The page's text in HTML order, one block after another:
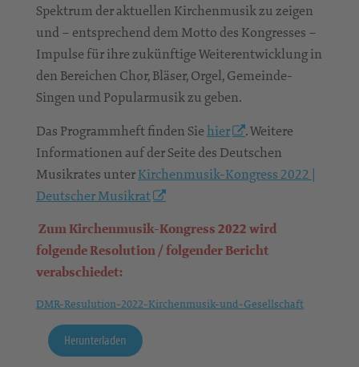
Spektrum der aktuellen Kirchenmusik zu zeigen
und – entsprechend dem Motto des Kongresses –
Impulse für ihre zukünftige Weiterentwicklung in
den Bereichen Chor, Bläser, Orgel, Gemeinde-
Singen und Popularmusik zu geben.
Das Programmheft finden Siehier
. Weitere
Informationen auf der Seite des Deutschen
Musikrates unterKirchenmusik-Kongress 2022 |
Deutscher Musikrat
Zum Kirchenmusik-Kongress 2022 wird
folgende Resolution / folgender Bericht
verabschiedet:
DMR-Resulution-2022-Kirchenmusik-und-Gesellschaft
Herunterladen